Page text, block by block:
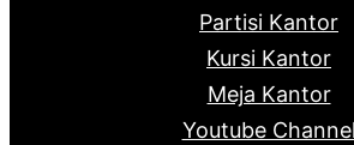
Partisi Kantor
Kursi Kantor
Meja Kantor
Youtube Channel